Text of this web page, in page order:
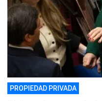
PROPIEDAD PRIVADA